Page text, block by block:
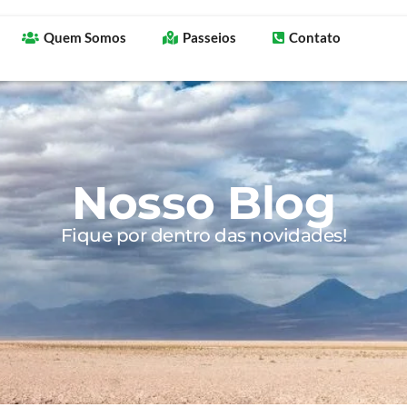
Quem Somos Passeios Contato
Nosso Blog
Fique por dentro das novidades!